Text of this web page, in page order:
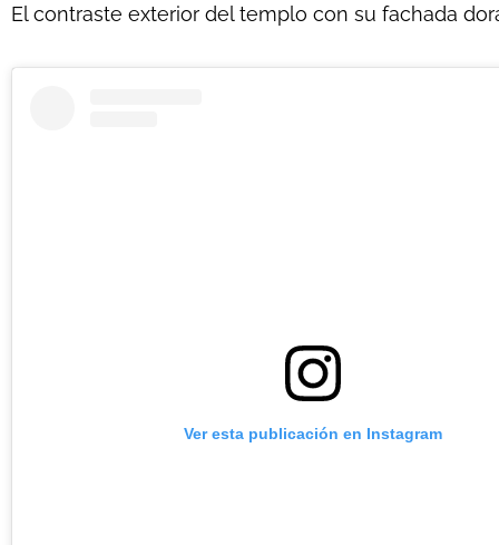
El contraste exterior del templo con su fachada
Ver esta publicación en Instagram